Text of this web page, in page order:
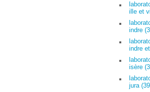
ille et
indre
indre
isère
jura